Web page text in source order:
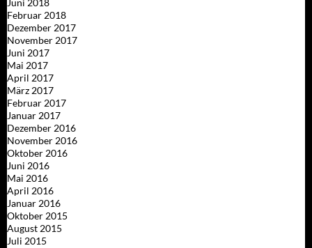
Februar 2018
Dezember 2017
November 2017
Juni 2017
Mai 2017
April 2017
März 2017
Februar 2017
Januar 2017
Dezember 2016
November 2016
Oktober 2016
Juni 2016
Mai 2016
April 2016
Januar 2016
Oktober 2015
August 2015
Juli 2015